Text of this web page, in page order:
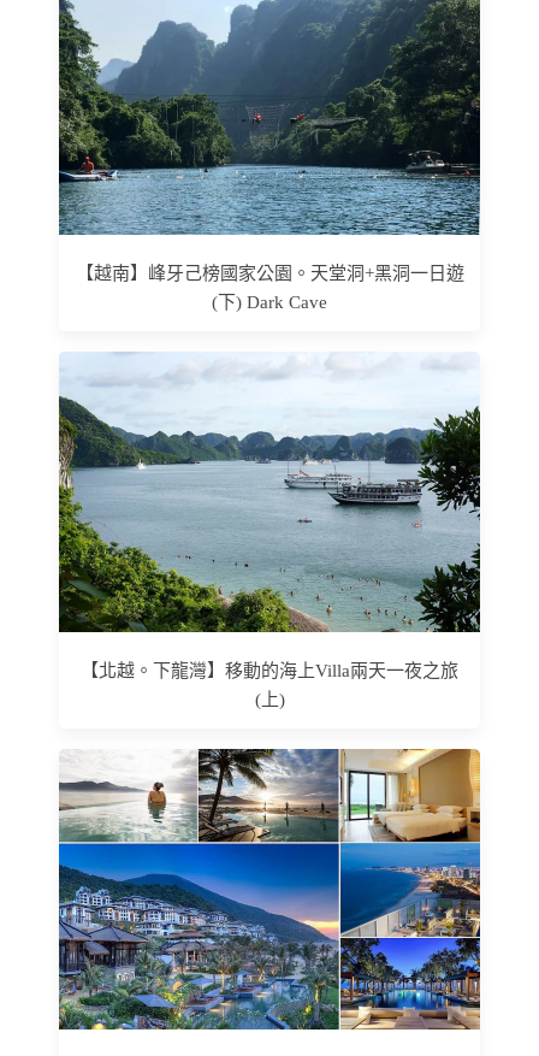
【越南】峰牙己榜國家公園。天堂洞+黑洞一日遊
(下) Dark Cave
【北越。下龍灣】移動的海上Villa兩天一夜之旅
(上)